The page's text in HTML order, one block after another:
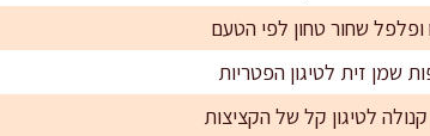
שחור טחון לפי הטעם
לטיגון קל של הקציצות